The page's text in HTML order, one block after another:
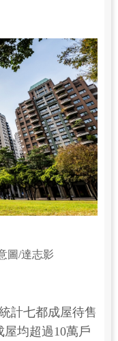
圖/達志影
計七都成屋待售
均超過10萬戶